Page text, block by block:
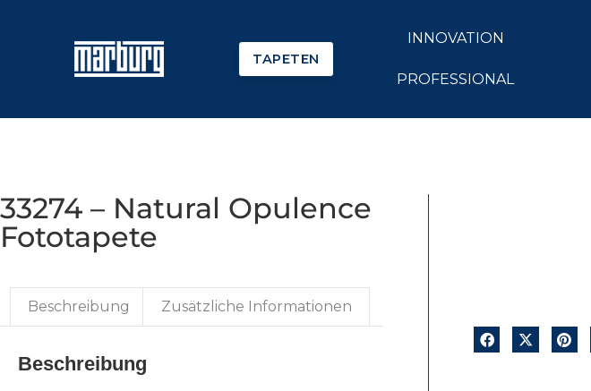
TAPETEN
INNOVATION
PROFESSIONAL
33274 – Natural Opulence
Fototapete
Beschreibung Zusätzliche Informationen
Beschreibung